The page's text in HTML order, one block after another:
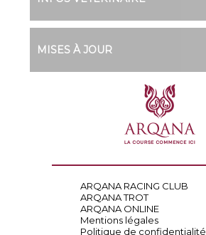
MISES À JOUR
ARQANA RACING CLUB
ARQANA TROT
ARQANA ONLINE
Mentions légales
Politique de confidentialité